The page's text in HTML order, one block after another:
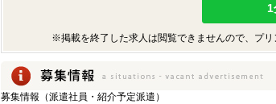
※掲載を終了した求人は閲覧できませんので、プリ
募集情報（派遣社員・紹介予定派遣）